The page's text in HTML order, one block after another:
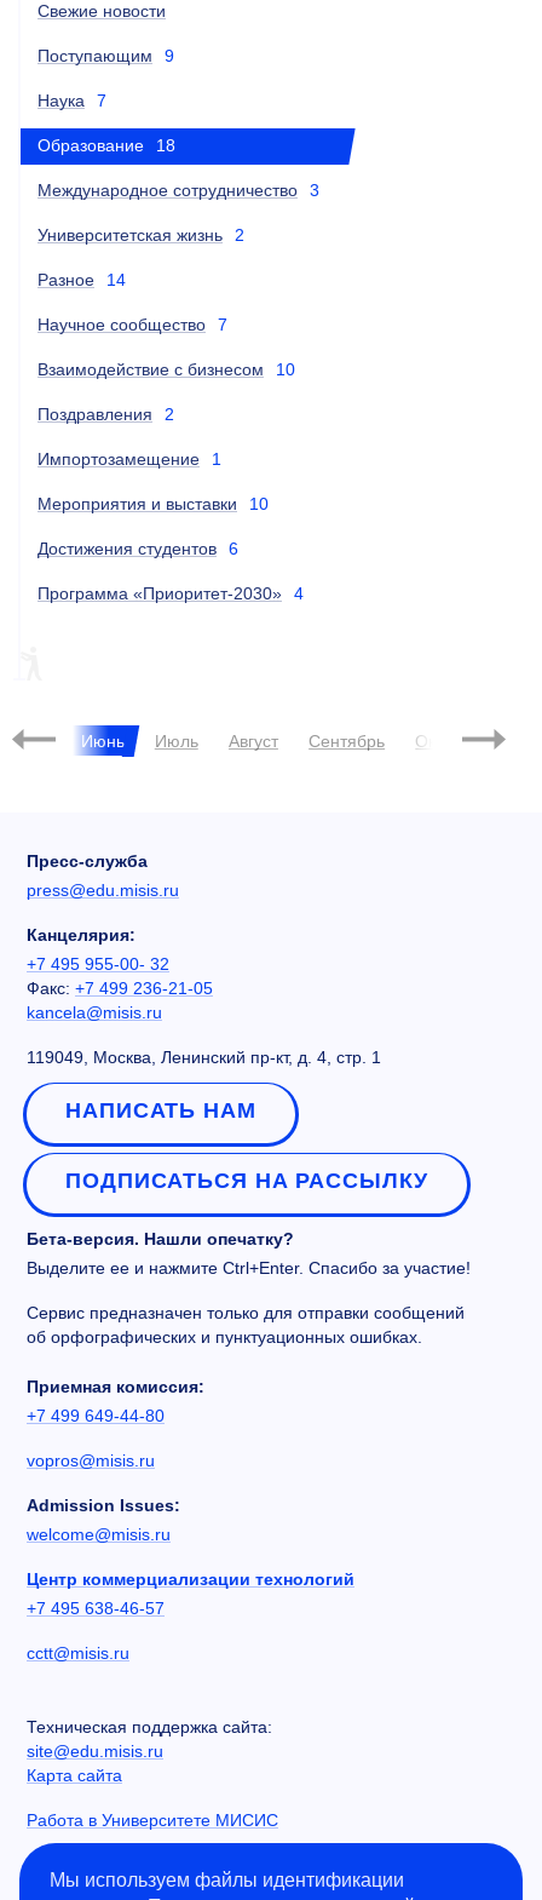
Свежие новости
Поступающим 9
Наука 7
Образование 18
Международное сотрудничество 3
Университетская жизнь 2
Разное 14
Научное сообщество 7
Взаимодействие с бизнесом 10
Поздравления 2
Импортозамещение 1
Мероприятия и выставки 10
Достижения студентов 6
Программа «Приоритет-2030» 4
Май Июнь Июль Август Сентябрь Октябрь
Пресс-служба
press@edu.misis.ru
Канцелярия:
+7 495 955-00- 32
Факс: +7 499 236-21-05
kancela@misis.ru
119049, Москва, Ленинский пр-кт, д. 4, стр. 1
НАПИСАТЬ НАМ
ПОДПИСАТЬСЯ НА РАССЫЛКУ
Бета-версия. Нашли опечатку?
Выделите ее и нажмите Ctrl+Enter. Спасибо за участие!
Сервис предназначен только для отправки сообщений
об орфографических и пунктуационных ошибках.
Приемная комиссия:
+7 499 649-44-80
vopros@misis.ru
Admission Issues:
welcome@misis.ru
Центр коммерциализации технологий
+7 495 638-46-57
cctt@misis.ru
Техническая поддержка сайта:
site@edu.misis.ru
Карта сайта
Работа в Университете МИСИС
Сведения об образовательной организации
Мы используем файлы идентификации